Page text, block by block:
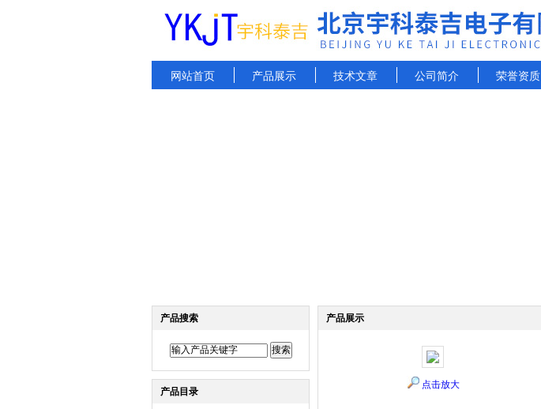
网站首页 产品展示 技术文章 公司简介 荣誉资质
产品搜索
产品目录
产品展示
点击放大